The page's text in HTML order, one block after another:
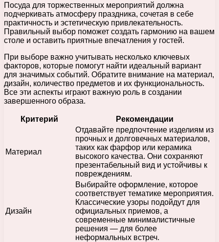
Посуда для торжественных мероприятий должна
подчеркивать атмосферу праздника, сочетая в себе
практичность и эстетическую привлекательность.
Правильный выбор поможет создать гармонию на вашем
столе и оставить приятные впечатления у гостей.
При выборе важно учитывать несколько ключевых
факторов, которые помогут найти идеальный вариант
для значимых событий. Обратите внимание на материал,
дизайн, количество предметов и их функциональность.
Все эти аспекты играют важную роль в создании
завершенного образа.
Критерий Рекомендации
Материал
Отдавайте предпочтение изделиям из
прочных и долговечных материалов,
таких как фарфор или керамика
высокого качества. Они сохраняют
презентабельный вид и устойчивы к
повреждениям.
Дизайн
Выбирайте оформление, которое
соответствует тематике мероприятия.
Классические узоры подойдут для
официальных приемов, а
современные минималистичные
решения — для более
неформальных встреч.